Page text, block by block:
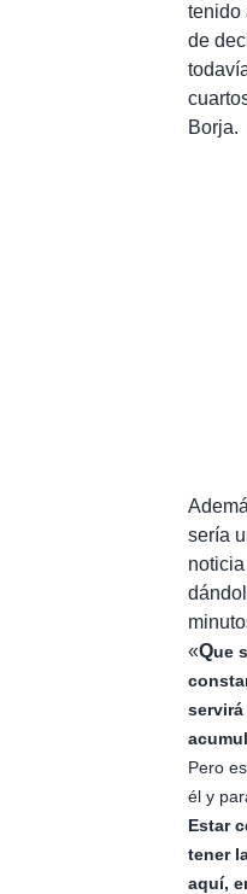
tenido
de
Borja.
sería
«Que
servirá
Pero
él y
Estar
tener
aquí,